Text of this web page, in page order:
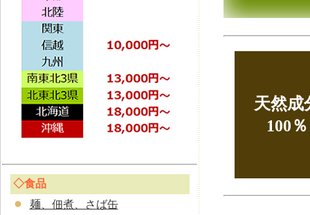
◇食品
麺、佃煮、さば缶
天然成
100％